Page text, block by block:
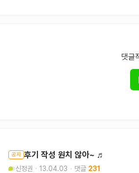
댓글
공지 후기 작성 원치 않아~ ♬
신정권 13.04.03 231